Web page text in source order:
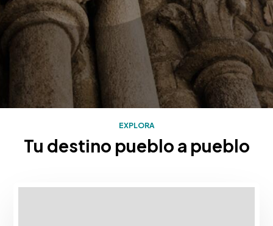
EXPLORA
Tu destino pueblo a pueblo
Mapa con los destinos turísticos de Rias Baixas